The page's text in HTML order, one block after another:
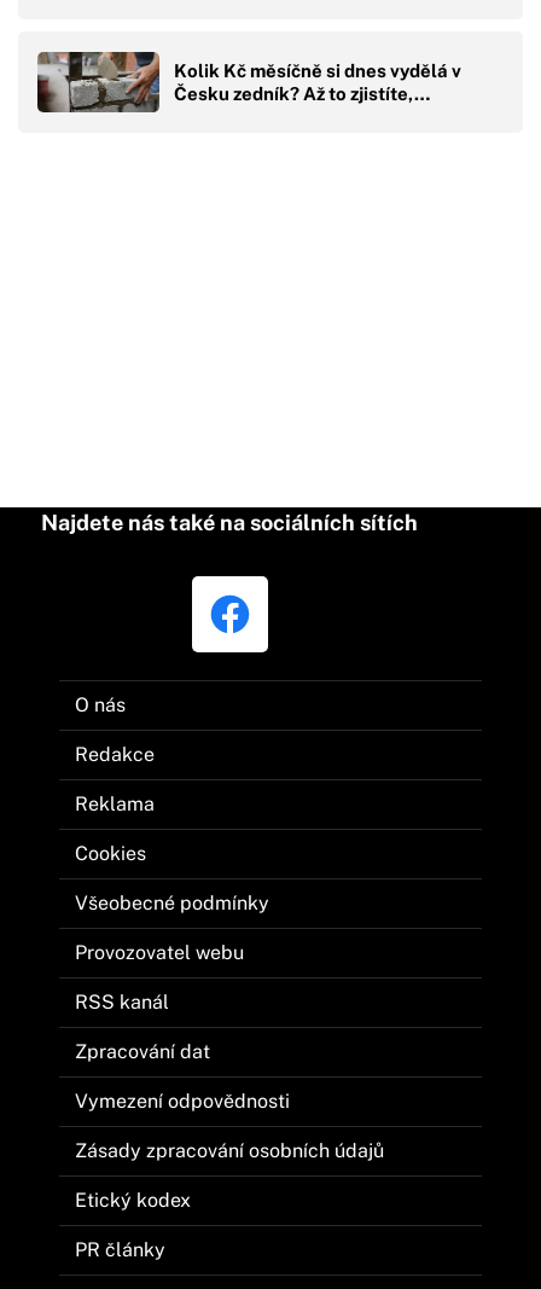
Kolik Kč měsíčně si dnes vydělá v
Česku zedník? Až to zjistíte,…
Najdete nás také na sociálních sítích
O nás
Redakce
Reklama
Cookies
Všeobecné podmínky
Provozovatel webu
RSS kanál
Zpracování dat
Vymezení odpovědnosti
Zásady zpracování osobních údajů
Etický kodex
PR články